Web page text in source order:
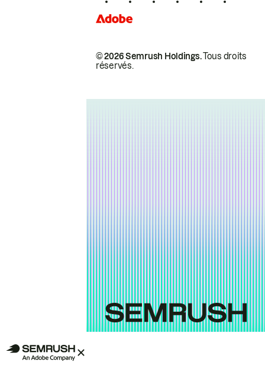
© 2026 Semrush Holdings.Tous droits
réservés.